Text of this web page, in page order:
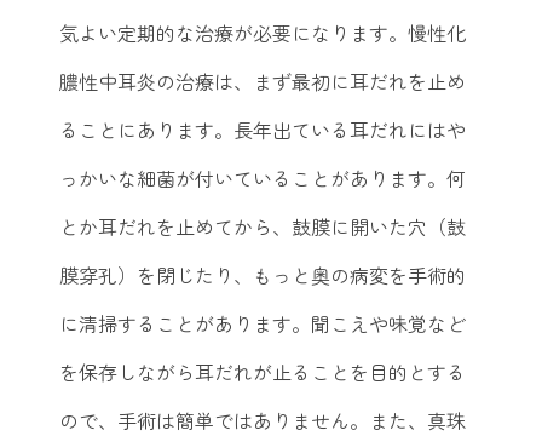
気よい定期的な治療が必要になります。慢性化
膿性中耳炎の治療は、まず最初に耳だれを止め
ることにあります。長年出ている耳だれにはや
っかいな細菌が付いていることがあります。何
とか耳だれを止めてから、鼓膜に開いた穴（鼓
膜穿孔）を閉じたり、もっと奥の病変を手術的
に清掃することがあります。聞こえや味覚など
を保存しながら耳だれが止ることを目的とする
ので、手術は簡単ではありません。また、真珠